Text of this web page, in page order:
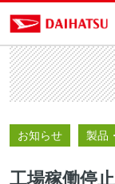
お知らせ 製品
工場稼働停